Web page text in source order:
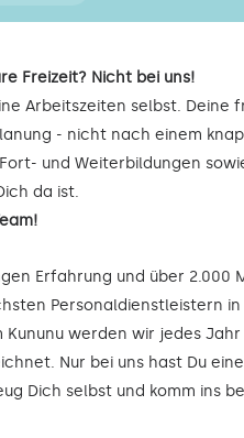
Freizeit? Nicht bei uns!
Arbeitszeiten selbst. Deine
- nicht nach einem
und Weiterbildungen
da ist.
Erfahrung und über 2.000
Personaldienstleistern
werden wir jedes Jahr
Nur bei uns hast Du
Dich selbst und komm ins